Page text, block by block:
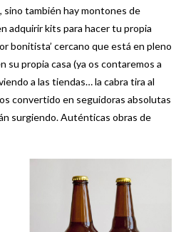
sino también hay montones de
adquirir kits para hacer tu propia
bonitista’ cercano que está en pleno
su propia casa (ya os contaremos a
a las tiendas… la cabra tira al
convertido en seguidoras absolutas
surgiendo. Auténticas obras de